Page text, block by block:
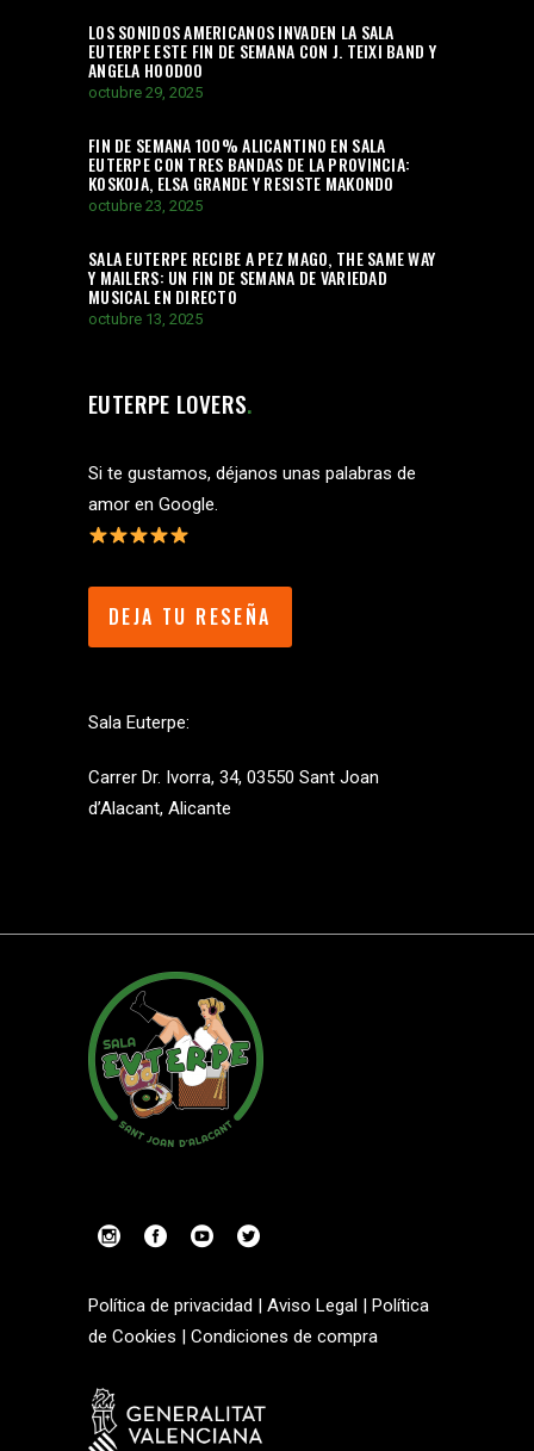
LOS SONIDOS AMERICANOS INVADEN LA SALA
EUTERPE ESTE FIN DE SEMANA CON J. TEIXI BAND Y
ANGELA HOODOO
octubre 29, 2025
FIN DE SEMANA 100% ALICANTINO EN SALA
EUTERPE CON TRES BANDAS DE LA PROVINCIA:
KOSKOJA, ELSA GRANDE Y RESISTE MAKONDO
octubre 23, 2025
SALA EUTERPE RECIBE A PEZ MAGO, THE SAME WAY
Y MAILERS: UN FIN DE SEMANA DE VARIEDAD
MUSICAL EN DIRECTO
octubre 13, 2025
EUTERPE LOVERS
Si te gustamos, déjanos unas palabras de
amor en Google.
DEJA TU RESEÑA
Sala Euterpe:
Carrer Dr. Ivorra, 34, 03550 Sant Joan
d’Alacant, Alicante
Política de privacidad Aviso Legal
Política
de Cookies
Condiciones de compra